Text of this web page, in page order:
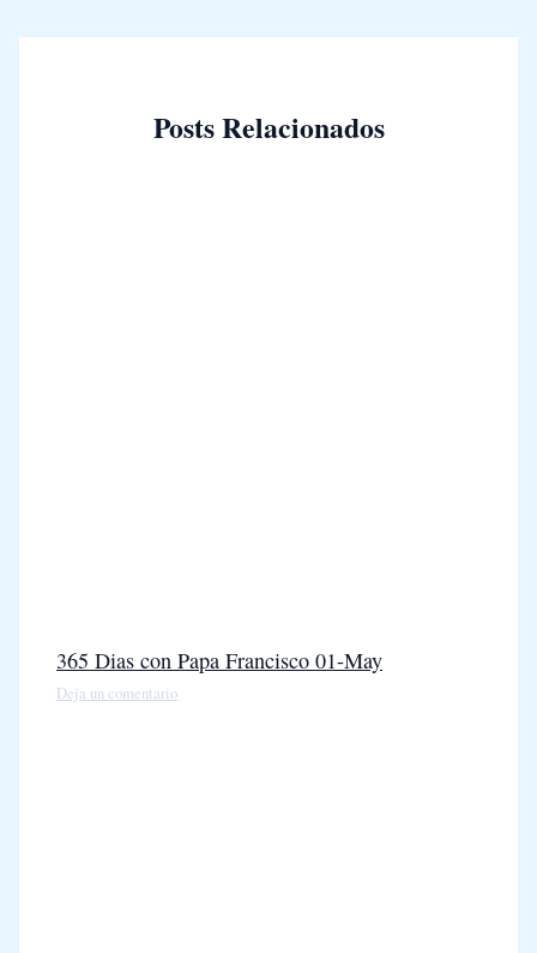
Posts Relacionados
365 Dias con Papa Francisco 01-May
Deja un comentario